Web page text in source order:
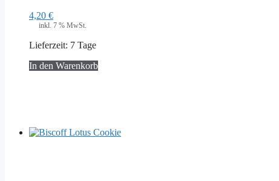
4,20 €
inkl. 7 % MwSt.
Lieferzeit: 7 Tage
In den Warenkorb